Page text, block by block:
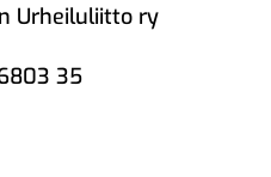
Urheiluliitto ry
35